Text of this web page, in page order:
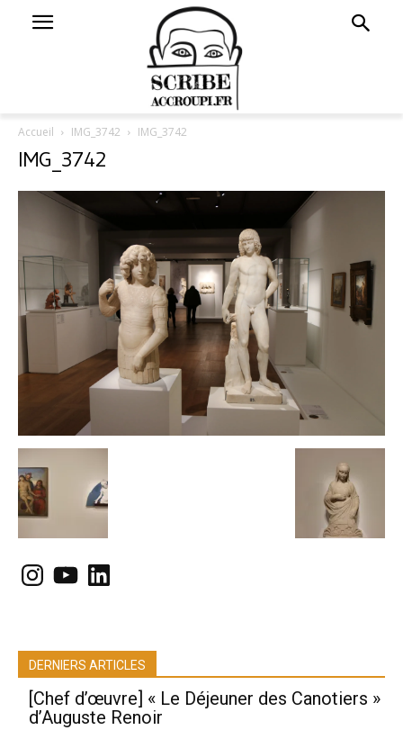
Accueil IMG_3742 IMG_3742
IMG_3742
Instagram
YouTubeLinkedIn
DERNIERS ARTICLES
[Chef d’œuvre] « Le Déjeuner des Canotiers »
d’Auguste Renoir